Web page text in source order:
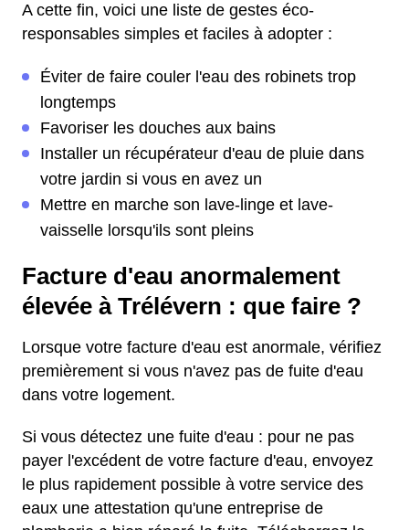
A cette fin, voici une liste de gestes éco-
responsables simples et faciles à adopter :
Éviter de faire couler l'eau des robinets trop
longtemps
Favoriser les douches aux bains
Installer un récupérateur d'eau de pluie dans
votre jardin si vous en avez un
Mettre en marche son lave-linge et lave-
vaisselle lorsqu'ils sont pleins
Facture d'eau anormalement
élevée à Trélévern : que faire ?
Lorsque votre facture d'eau est anormale, vérifiez
premièrement si vous n'avez pas de fuite d'eau
dans votre logement.
Si vous détectez une fuite d'eau : pour ne pas
payer l'excédent de votre facture d'eau, envoyez
le plus rapidement possible à votre service des
eaux une attestation qu'une entreprise de